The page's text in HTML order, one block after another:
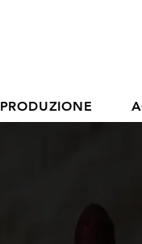
PRODUZIONE